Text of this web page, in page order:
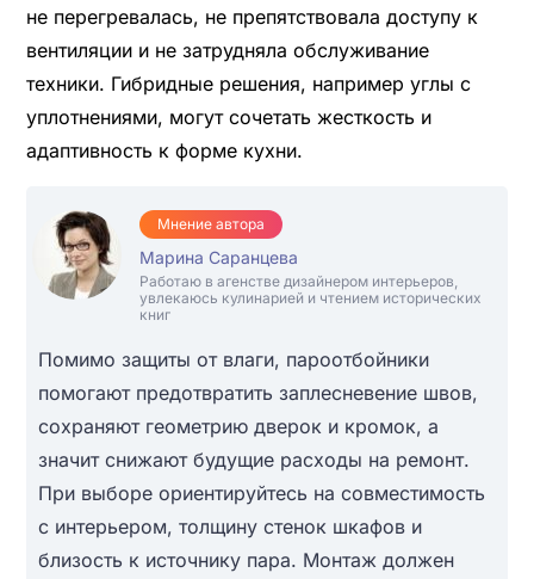
не перегревалась, не препятствовала доступу к
вентиляции и не затрудняла обслуживание
техники. Гибридные решения, например углы с
уплотнениями, могут сочетать жесткость и
адаптивность к форме кухни.
Мнение автора
Марина Саранцева
Работаю в агенстве дизайнером интерьеров,
увлекаюсь кулинарией и чтением исторических
книг
Помимо защиты от влаги, пароотбойники
помогают предотвратить заплесневение швов,
сохраняют геометрию дверок и кромок, а
значит снижают будущие расходы на ремонт.
При выборе ориентируйтесь на совместимость
с интерьером, толщину стенок шкафов и
близость к источнику пара. Монтаж должен